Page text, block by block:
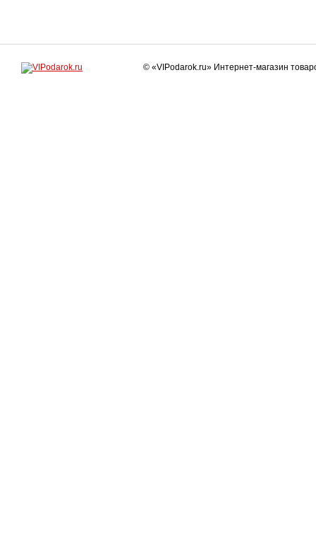
© «VIPodarok.ru» Интернет-магазин